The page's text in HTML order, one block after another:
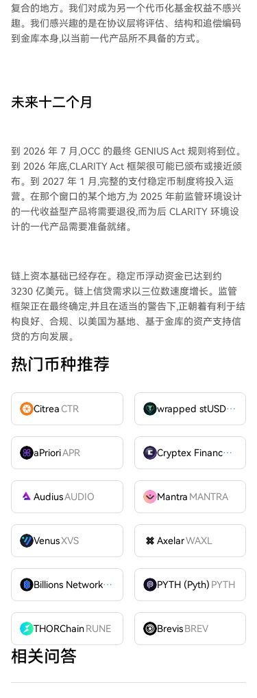
复合的地方。我们对成为另一个代币化基金权益不感兴
趣。我们感兴趣的是在协议层将评估、结构和追偿编码
到金库本身,以当前一代产品所不具备的方式。
未来十二个月
到 2026 年 7 月,OCC 的最终 GENIUS Act 规则将到位。
到 2026 年底,CLARITY Act 框架很可能已颁布或接近颁
布。到 2027 年 1 月,完整的支付稳定币制度将投入运
营。在那个窗口的某个地方,为 2025 年前监管环境设计
的一代收益型产品将需要退役,而为后 CLARITY 环境设
计的一代产品需要准备就绪。
链上资本基础已经存在。稳定币浮动资金已达到约
3230 亿美元。链上信贷需求以三位数速度增长。监管
框架正在最终确定,并且在适当的警告下,正朝着有利于结
构良好、合规、以美国为基地、基于金库的资产支持信
贷的方向发展。
热门币种推荐
CitreaCTR wrapped stUSDT
aPrioriAPR Cryptex FinanceCTX
AudiusAUDIO Mantra MANTRA
VenusXVS AxelarWAXL
Billions Network
BILL PYTH (Pyth) PYTH
THORChainRUNE Brevis BREV
相关问答